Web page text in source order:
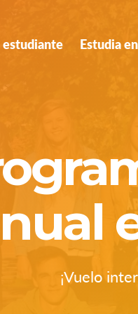
estudiante Estudia
¡Vuelo